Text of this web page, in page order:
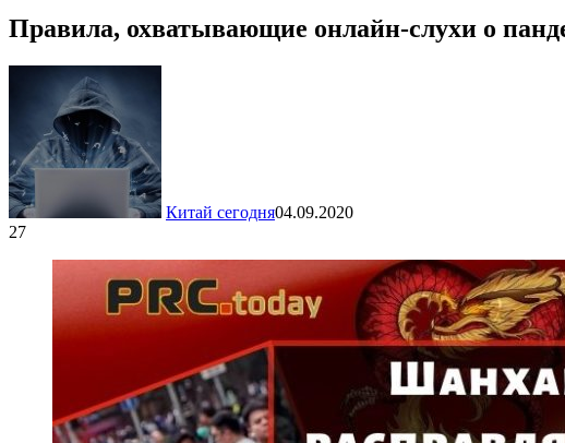
Правила, охватывающие онлайн-слухи о
Китай сегодня04.09.2020
27